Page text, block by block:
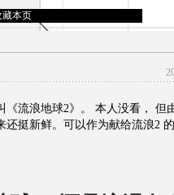
藏本页
流浪地球2》。 本人没看， 但
挺新鲜。可以作为献给流浪2 的